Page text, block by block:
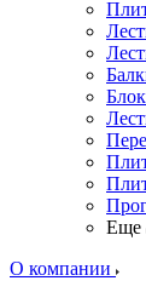
Еще
О компании